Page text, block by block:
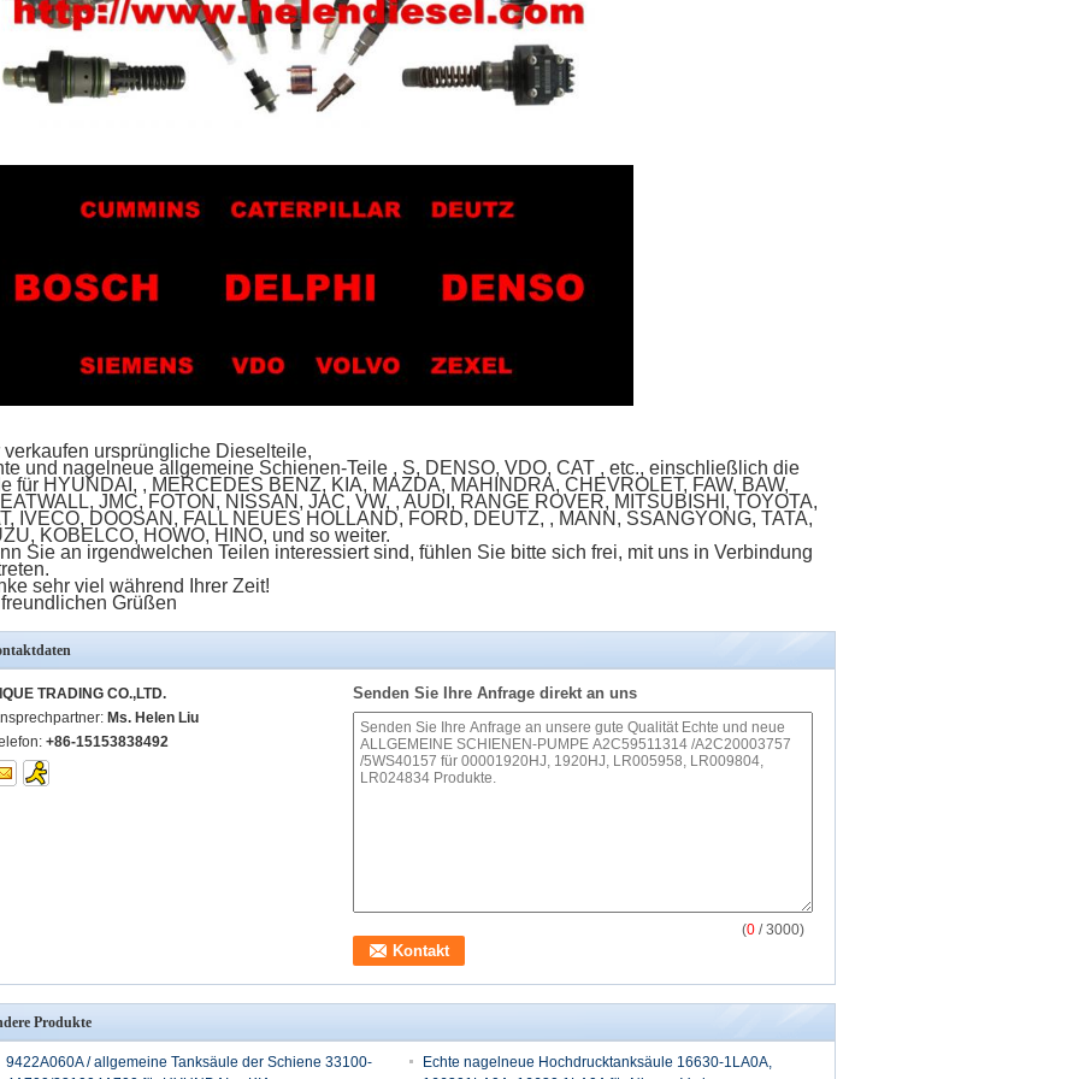
verkaufen ursprüngliche Dieselteile,
und nagelneue allgemeine Schienen-Teile , S, DENSO, VDO, CAT , etc., einschließlich die
für HYUNDAI, , MERCEDES BENZ, KIA, MAZDA, MAHINDRA, CHEVROLET, FAW, BAW,
JMC, FOTON, NISSAN, JAC, VW, , AUDI, RANGE ROVER, MITSUBISHI, TOYOTA,
IVECO, DOOSAN, FALL NEUES HOLLAND, FORD, DEUTZ, , MANN, SSANGYONG, TATA,
KOBELCO, HOWO, HINO, und so weiter.
Sie an irgendwelchen Teilen interessiert sind, fühlen Sie bitte sich frei, mit uns in Verbindung
sehr viel während Ihrer Zeit!
freundlichen Grüßen
TRADING CO.,LTD.
Ms. Helen Liu
+86-15153838492
Senden Sie Ihre Anfrage direkt an uns
(0 / 3000)
Produkte
9422A060A / allgemeine Tanksäule der Schiene 33100-
Echte nagelneue Hochdrucktanksäule 16630-1LA0A,